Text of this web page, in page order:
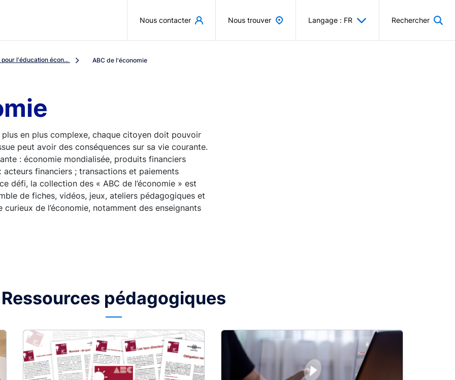
Nous contacter Nous trouver Langage : FR Rechercher
l'éducation écon... ABC de l'économie
en plus complexe, chaque citoyen doit pouvoir
peut avoir des conséquences sur sa vie courante.
: économie mondialisée, produits financiers
financiers ; transactions et paiements
défi, la collection des « ABC de l’économie » est
de fiches, vidéos, jeux, ateliers pédagogiques et
de l’économie, notamment des enseignants
Ressources pédagogiques